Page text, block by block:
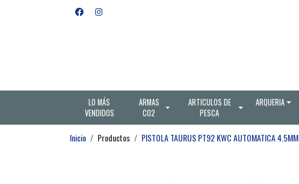
LO MÁS
VENDIDOS
ARMAS
CO2
ARTICULOS DE
PESCA
ARQUERIA
Inicio Productos PISTOLA TAURUS PT92 KWC AUTOMATICA 4.5MM